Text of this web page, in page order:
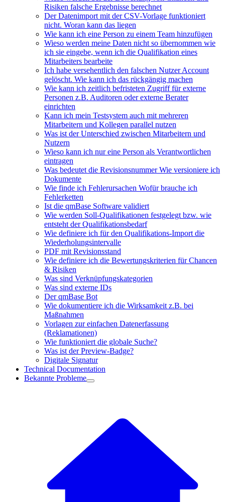
Risiken falsche Ergebnisse berechnet
Der Datenimport mit der CSV-Vorlage funktioniert
nicht. Woran kann das liegen
Wie kann ich eine Person zu einem Team hinzufügen
Wieso werden meine Daten nicht so übernommen wie
ich sie eingebe, wenn ich die Qualifikation eines
Mitarbeiters bearbeite
Ich habe versehentlich den falschen Nutzer Account
gelöscht. Wie kann ich das rückgängig machen
Wie kann ich zeitlich befristeten Zugriff für externe
Personen z.B. Auditoren oder externe Berater
einrichten
Kann ich mein Testsystem auch mit mehreren
Mitarbeitern und Kollegen parallel nutzen
Was ist der Unterschied zwischen Mitarbeitern und
Nutzern
Wieso kann ich nur eine Person als Verantwortlichen
eintragen
Was bedeutet die Revisionsnummer Wie versioniere ich
Dokumente
Wie finde ich Fehlerursachen Wofür brauche ich
Fehlerketten
Ist die qmBase Software validiert
Wie werden Soll-Qualifikationen festgelegt bzw. wie
entsteht der Qualifikationsbedarf
Wie definiere ich für den Qualifikations-Import die
Wiederholungsintervalle
PDF mit Revisionsstand
Wie definiere ich die Bewertungskriterien für Chancen
& Risiken
Was sind Verknüpfungskategorien
Was sind externe IDs
Der qmBase Bot
Wie dokumentiere ich die Wirksamkeit z.B. bei
Maßnahmen
Vorlagen zur einfachen Datenerfassung
(Reklamationen)
Wie funktioniert die globale Suche?
Was ist der Preview-Badge?
Digitale Signatur
Technical Documentation
Bekannte Probleme